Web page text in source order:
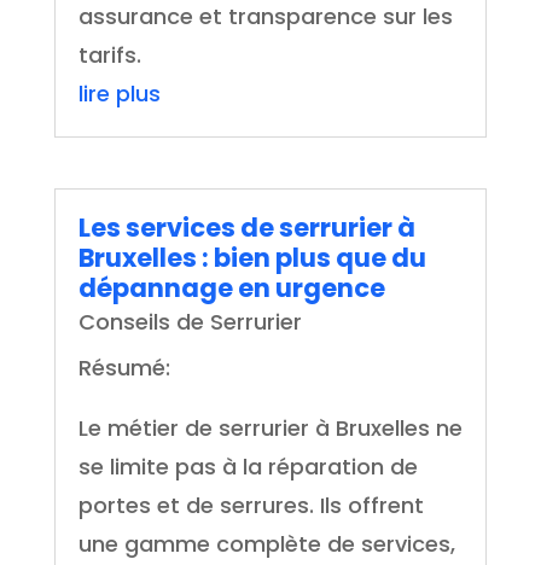
assurance et transparence sur les
tarifs.
lire plus
Les services de serrurier à
Bruxelles : bien plus que du
dépannage en urgence
Conseils de Serrurier
Résumé:
Le métier de serrurier à Bruxelles ne
se limite pas à la réparation de
portes et de serrures. Ils offrent
une gamme complète de services,